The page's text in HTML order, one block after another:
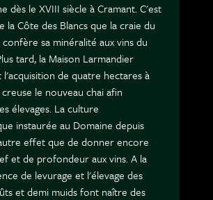
dès le XVIII siècle à Cramant. C'est
la Côte des Blancs que la craie du
confère sa minéralité aux vins du
tard, la Maison Larmandier
de quatre hectares à
le nouveau chai afin
élevages. La culture
instaurée au Domaine depuis
effet que de donner encore
et de profondeur aux vins. A la
de levurage et l'élevage des
et demi muids font naître des